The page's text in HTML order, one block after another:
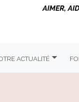
actualité